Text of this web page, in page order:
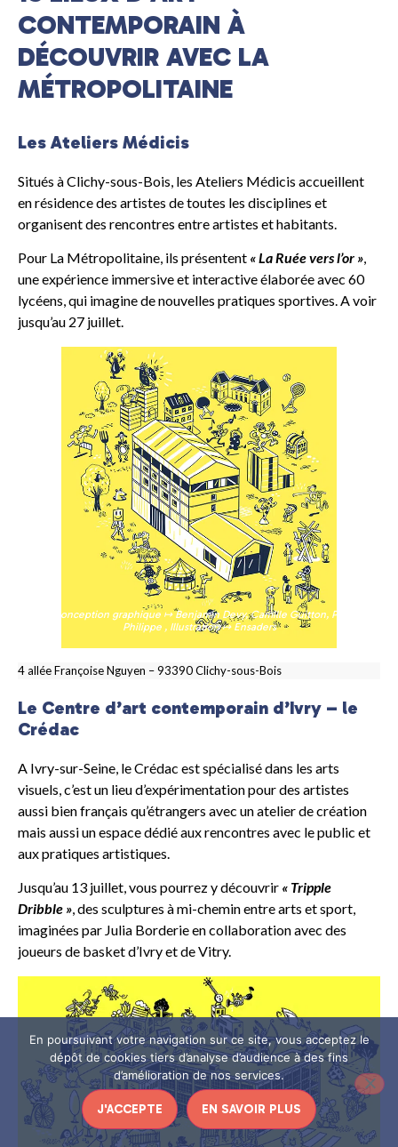
CONTEMPORAIN À
DÉCOUVRIR AVEC LA
MÉTROPOLITAINE
Les Ateliers Médicis
Situés à Clichy-sous-Bois, les Ateliers Médicis accueillent
en résidence des artistes de toutes les disciplines et
organisent des rencontres entre artistes et habitants.
Pour La Métropolitaine, ils présentent « La Ruée vers l’or »,
une expérience immersive et interactive élaborée avec 60
lycéens, qui imagine de nouvelles pratiques sportives. A voir
jusqu’au 27 juillet.
Conception graphique ↦ Benjamin Devy, Camille Guitton, Pia
Philippe , Illustration ↦ Ensaders
4 allée Françoise Nguyen – 93390 Clichy-sous-Bois
Le Centre d’art contemporain d’Ivry – le
Crédac
A Ivry-sur-Seine, le Crédac est spécialisé dans les arts
visuels, c’est un lieu d’expérimentation pour des artistes
aussi bien français qu’étrangers avec un atelier de création
mais aussi un espace dédié aux rencontres avec le public et
aux pratiques artistiques.
Jusqu’au 13 juillet, vous pourrez y découvrir « Tripple
Dribble », des sculptures à mi-chemin entre arts et sport,
imaginées par Julia Borderie en collaboration avec des
joueurs de basket d’Ivry et de Vitry.
En poursuivant votre navigation sur ce site, vous acceptez le
dépôt de cookies tiers d’analyse d’audience à des fins
d’amélioration de nos services.
J'ACCEPTE EN SAVOIR PLUS